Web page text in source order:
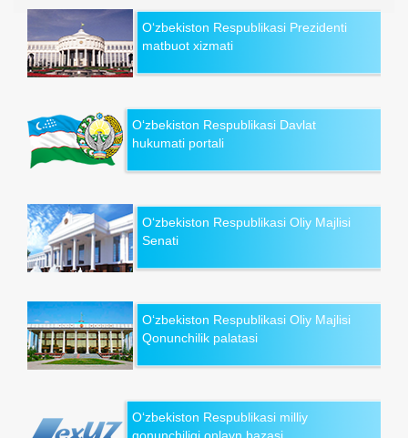
O‘zbekiston Respublikasi Prezidenti
matbuot xizmati
O‘zbekiston Respublikasi Davlat
hukumati portali
O‘zbekiston Respublikasi Oliy Majlisi
Senati
O‘zbekiston Respublikasi Oliy Majlisi
Qonunchilik palatasi
O‘zbekiston Respublikasi milliy